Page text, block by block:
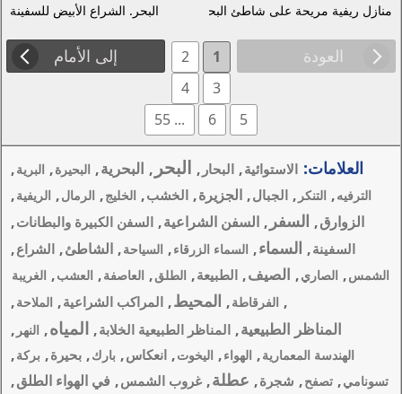
البحر. الشراع الأبيض للسفينة
البحر,البحرية,البحيرة ,البرية
,الخشب ,الخليج,الرمال,الريفية,
, السفن الكبيرة والبطانات,
الزرقاء,السياحة ,الشاطئ,الشراع ,
,الطلق,العاصفة,العشب,الغريبة
المراكب الشراعية, الملاحة,
الطبيعية الخلابة,المياه,النهر,
,انعكاس,بارك,بحيرة,بركة,
,غروب الشمس ,في الهواء الطلق,